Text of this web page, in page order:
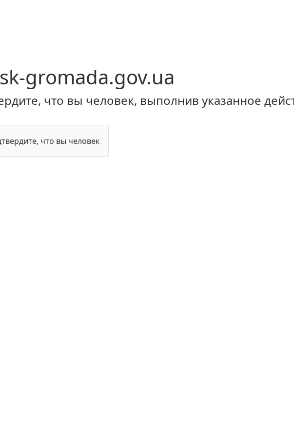
gromada.gov.ua
что вы человек, выполнив указанное
что вы человек